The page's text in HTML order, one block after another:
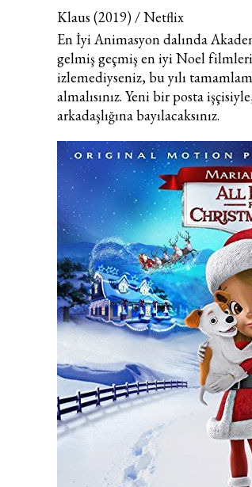
Klaus (2019) / Netflix
En İyi Animasyon dalında
gelmiş geçmiş en iyi Noel
izlemediyseniz, bu yılı
almalısınız. Yeni bir posta
arkadaşlığına bayılacaksınız.